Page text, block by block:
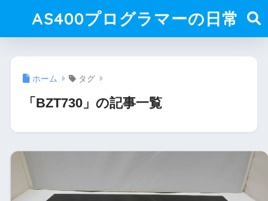
AS400プログラマーの日常
ホーム タグ
「BZT730」の記事一覧